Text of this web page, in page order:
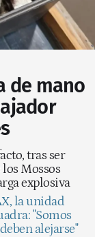
de mano
tras ser
Mossos
explosiva
la unidad
"Somos
alejarse"